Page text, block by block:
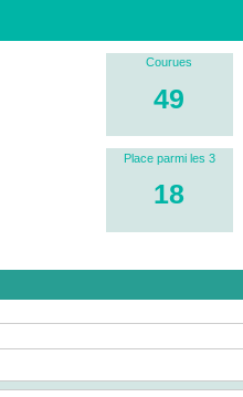
Courues
49
Place parmi les 3
18